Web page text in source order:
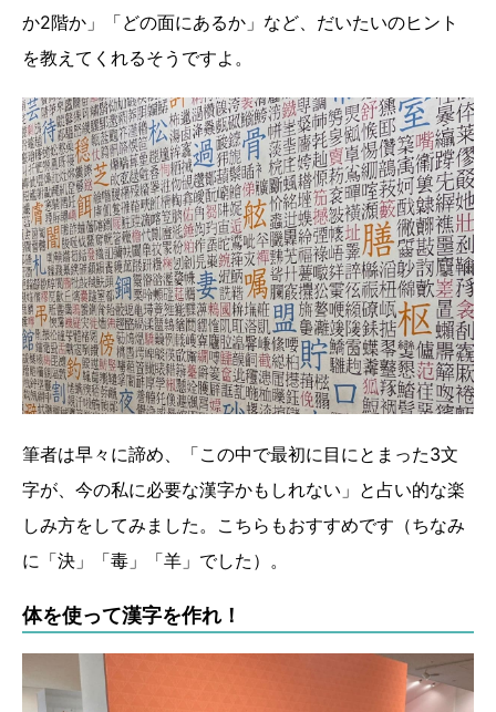
か2階か」「どの面にあるか」など、だいたいのヒント
を教えてくれるそうですよ。
筆者は早々に諦め、「この中で最初に目にとまった3文
字が、今の私に必要な漢字かもしれない」と占い的な楽
しみ方をしてみました。こちらもおすすめです（ちなみ
に「決」「毒」「羊」でした）。
体を使って漢字を作れ！